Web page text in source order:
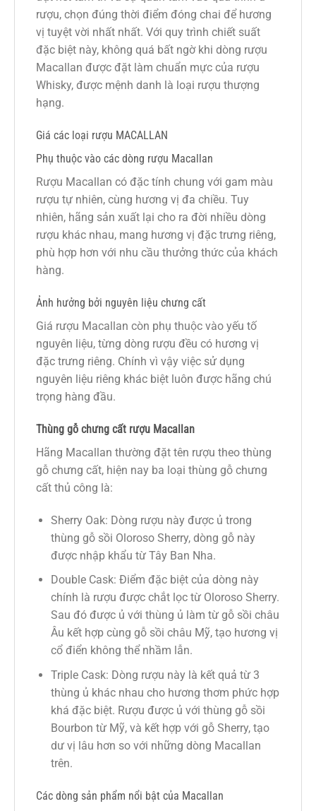
rượu, chọn đúng thời điểm đóng chai để hương
vị tuyệt vời nhất nhất. Với quy trình chiết suất
đặc biệt này, không quá bất ngờ khi dòng rượu
Macallan được đặt làm chuẩn mực của rượu
Whisky, được mệnh danh là loại rượu thượng
hạng.
Giá các loại rượu MACALLAN
Phụ thuộc vào các dòng rượu Macallan
Rượu Macallan có đặc tính chung với gam màu
rượu tự nhiên, cùng hương vị đa chiều. Tuy
nhiên, hãng sản xuất lại cho ra đời nhiều dòng
rượu khác nhau, mang hương vị đặc trưng riêng,
phù hợp hơn với nhu cầu thưởng thức của khách
hàng.
Ảnh hưởng bởi nguyên liệu chưng cất
Giá rượu Macallan còn phụ thuộc vào yếu tố
nguyên liệu, từng dòng rượu đều có hương vị
đặc trưng riêng. Chính vì vậy việc sử dụng
nguyên liệu riêng khác biệt luôn được hãng chú
trọng hàng đầu.
Thùng gỗ chưng cất rượu Macallan
Hãng Macallan thường đặt tên rượu theo thùng
gỗ chưng cất, hiện nay ba loại thùng gỗ chưng
cất thủ công là:
Sherry Oak: Dòng rượu này được ủ trong
thùng gỗ sồi Oloroso Sherry, dòng gỗ này
được nhập khẩu từ Tây Ban Nha.
Double Cask: Điểm đặc biệt của dòng này
chính là rượu được chắt lọc từ Oloroso Sherry.
Sau đó được ủ với thùng ủ làm từ gỗ sồi châu
Âu kết hợp cùng gỗ sồi châu Mỹ, tạo hương vị
cổ điển không thể nhầm lẫn.
Triple Cask: Dòng rượu này là kết quả từ 3
thùng ủ khác nhau cho hương thơm phức hợp
khá đặc biệt. Rượu được ủ với thùng gỗ sồi
Bourbon từ Mỹ, và kết hợp với gỗ Sherry, tạo
dư vị lâu hơn so với những dòng Macallan
trên.
Các dòng sản phẩm nổi bật của Macallan